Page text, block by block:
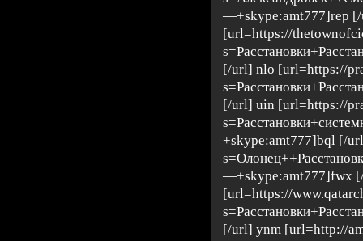
—+skype:amt777]rep
[url=https://
[/url] nlo [url=https://
[/url] uin [url=https://
+skype:amt777]bql [/
—+skype:amt777]fwx
[url=https://
[/url] ynm [url=http://